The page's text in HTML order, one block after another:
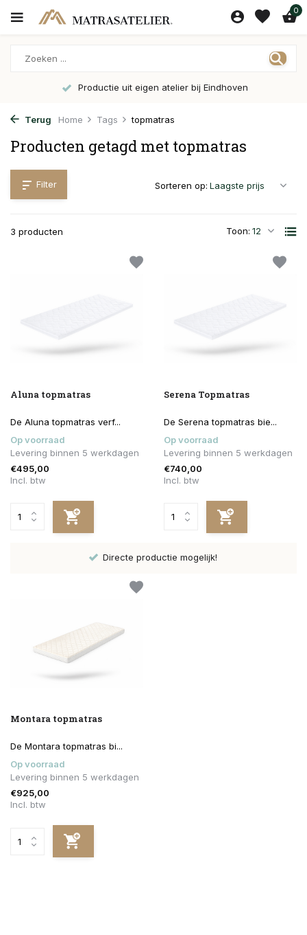
0
Directe productie mogelijk!
Terug Home Tags topmatras
Producten getagd met topmatras
Filter
3 producten Toon:
Sorteren op:
Aluna topmatras
De Aluna topmatras verf...
Op voorraad
Levering binnen 5 werkdagen
€495,00
Incl. btw
Serena Topmatras
De Serena topmatras bie...
Op voorraad
Levering binnen 5 werkdagen
€740,00
Incl. btw
Directe productie mogelijk!
Montara topmatras
De Montara topmatras bi...
Op voorraad
Levering binnen 5 werkdagen
€925,00
Incl. btw